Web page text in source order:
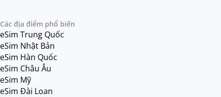
Các địa điểm phổ biến
eSim Trung Quốc
eSim Nhật Bản
eSim Hàn Quốc
eSim Châu Âu
eSim Mỹ
eSim Đài Loan